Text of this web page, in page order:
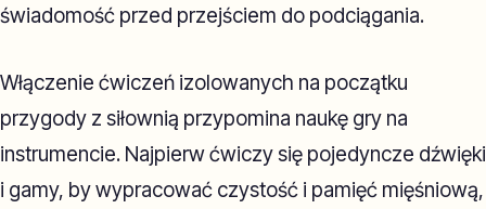
świadomość przed przejściem do podciągania.
Włączenie ćwiczeń izolowanych na początku
przygody z siłownią przypomina naukę gry na
instrumencie. Najpierw ćwiczy się pojedyncze dźwięki
i gamy, by wypracować czystość i pamięć mięśniową,